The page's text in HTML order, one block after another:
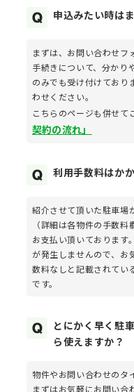
申込みたい時は
まずは、お問い合わせフ
手続きについて、分かり
のみでも受け付けており
わせください。
こちらのページも併せ
契約の流れ」
利用手数料はか
紹介させて頂いた駐車場
（詳細は各物件の手数
お支払い頂いております
が発生しませんので、お
数料なしと記載されてい
です。
とにかく早く駐
ら使えますか？
物件やお問い合わせのタ
まずはお気軽にお問い合